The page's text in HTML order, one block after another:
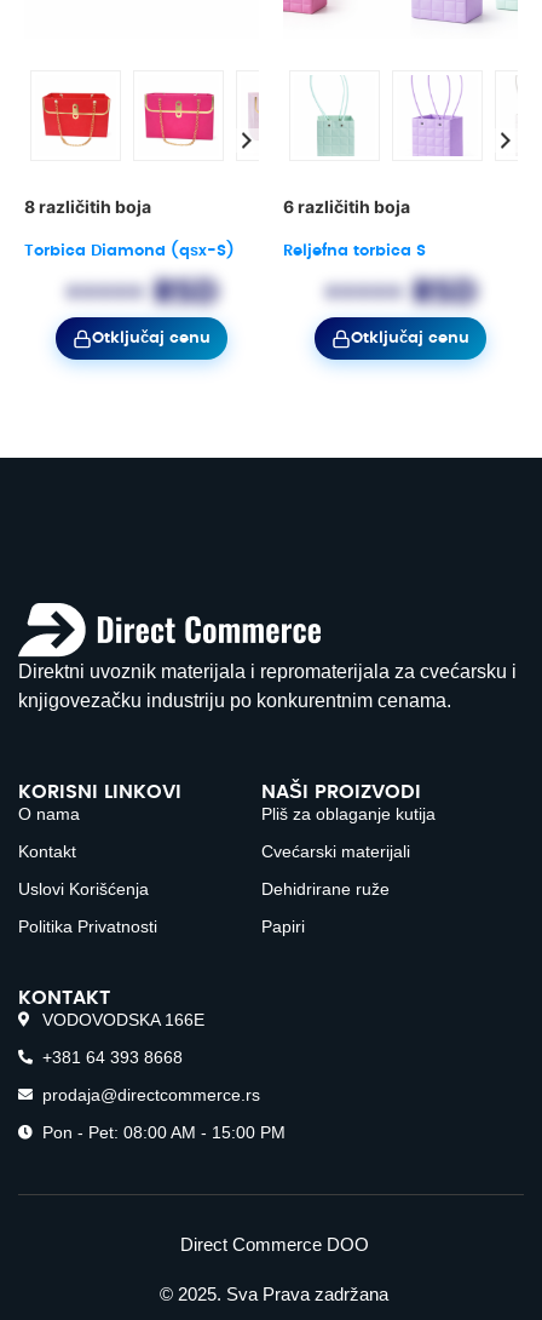
8 različitih boja
Torbica Diamond (qsx-S)
••••• RSD
Otključaj cenu
6 različitih boja
Reljefna torbica S
••••• RSD
Otključaj cenu
Direktni uvoznik materijala i repromaterijala za cvećarsku i
knjigovezačku industriju po konkurentnim cenama.
KORISNI LINKOVI
O nama
Kontakt
Uslovi Korišćenja
Politika Privatnosti
NAŠI PROIZVODI
Pliš za oblaganje kutija
Cvećarski materijali
Dehidrirane ruže
Papiri
KONTAKT
VODOVODSKA 166E
+381 64 393 8668
prodaja@directcommerce.rs
Pon - Pet: 08:00 AM - 15:00 PM
Direct Commerce DOO
© 2025. Sva Prava zadržana